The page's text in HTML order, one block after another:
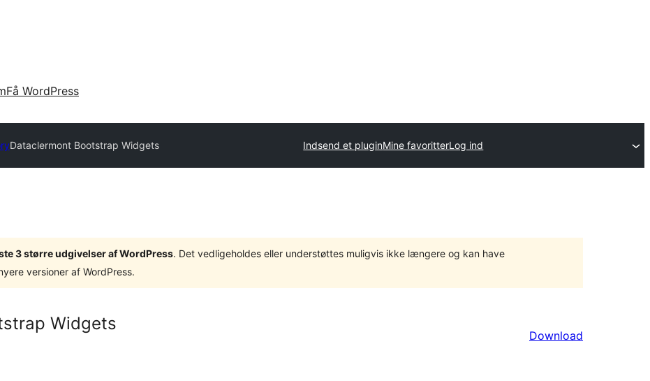
Få WordPress
Dataclermont Bootstrap Widgets Indsend et pluginMine favoritterLog ind
3 større udgivelser af WordPress. Det vedligeholdes eller understøttes muligvis ikke længere og kan have
versioner af WordPress.
Widgets
Download